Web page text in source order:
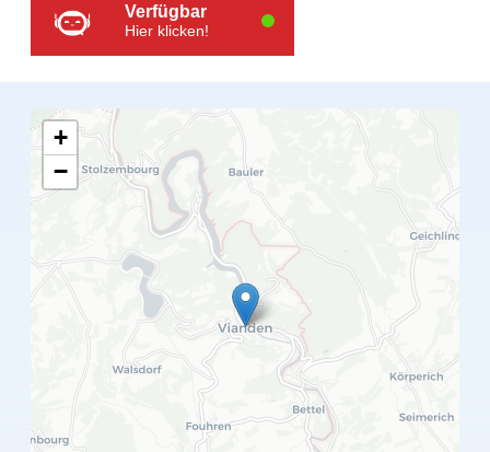
Verfügbar
Hier klicken!
+
−